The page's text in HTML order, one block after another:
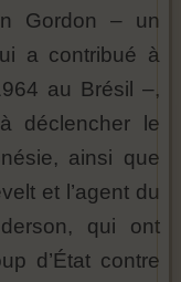
Gordon – un
a contribué à
au Brésil –,
déclencher le
ainsi que
et l’agent du
qui ont
d’État contre